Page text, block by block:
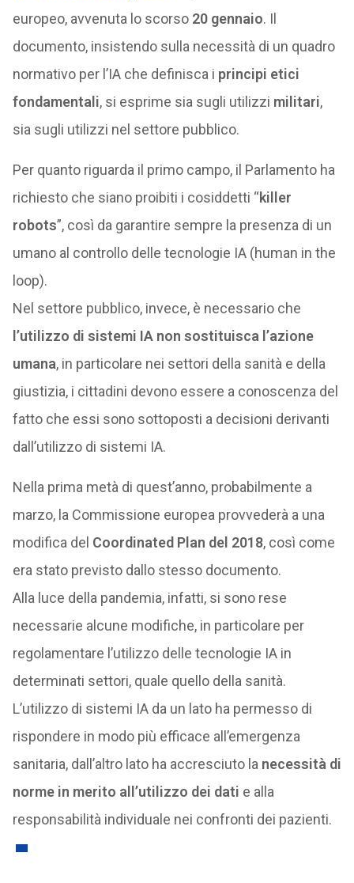
europeo, avvenuta lo scorso 20 gennaio. Il
documento, insistendo sulla necessità di un quadro
normativo per l’IA che definisca i principi etici
fondamentali, si esprime sia sugli utilizzi militari,
sia sugli utilizzi nel settore pubblico.
Per quanto riguarda il primo campo, il Parlamento ha
richiesto che siano proibiti i cosiddetti “killer
robots”, così da garantire sempre la presenza di un
umano al controllo delle tecnologie IA (human in the
loop).
Nel settore pubblico, invece, è necessario che
l’utilizzo di sistemi IA non sostituisca l’azione
umana, in particolare nei settori della sanità e della
giustizia, i cittadini devono essere a conoscenza del
fatto che essi sono sottoposti a decisioni derivanti
dall’utilizzo di sistemi IA.
Nella prima metà di quest’anno, probabilmente a
marzo, la Commissione europea provvederà a una
modifica del Coordinated Plan del 2018, così come
era stato previsto dallo stesso documento.
Alla luce della pandemia, infatti, si sono rese
necessarie alcune modifiche, in particolare per
regolamentare l’utilizzo delle tecnologie IA in
determinati settori, quale quello della sanità.
L’utilizzo di sistemi IA da un lato ha permesso di
rispondere in modo più efficace all’emergenza
sanitaria, dall’altro lato ha accresciuto la necessità di
norme in merito all’utilizzo dei dati e alla
responsabilità individuale nei confronti dei pazienti.